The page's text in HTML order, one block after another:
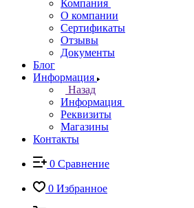
Компания
О компании
Сертификаты
Отзывы
Документы
Блог
Информация
Назад
Информация
Реквизиты
Магазины
Контакты
0 Сравнение
0 Избранное